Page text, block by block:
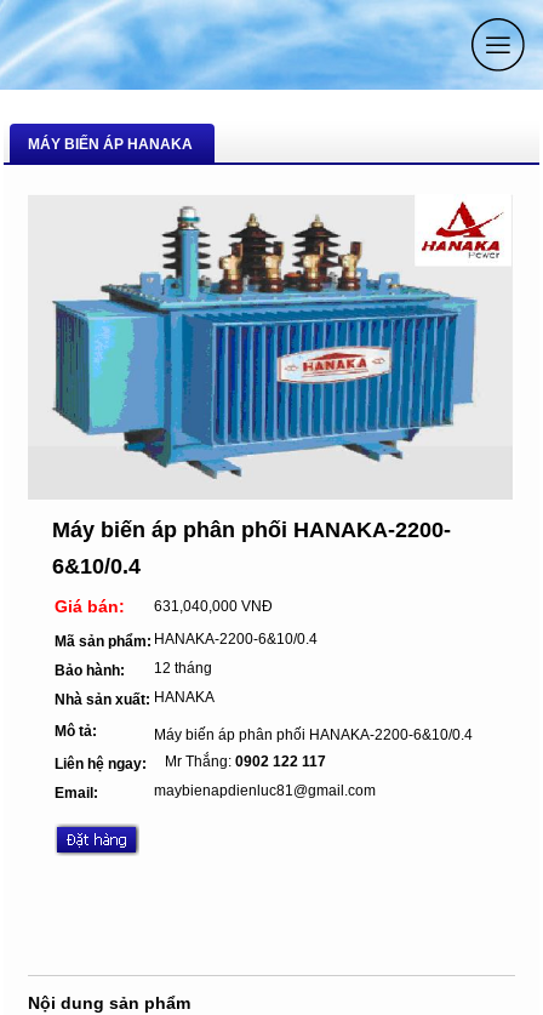
MÁY BIẾN ÁP HANAKA
Máy biến áp phân phối HANAKA-2200-
6&10/0.4
Giá bán: 631,040,000 VNĐ
Mã sản phẩm: HANAKA-2200-6&10/0.4
Bảo hành:
12 tháng
Nhà sản xuất: HANAKA
Mô tả:
Máy biến áp phân phối HANAKA-2200-6&10/0.4
Liên hệ ngay:
Mr Thắng: 0902 122 117
Email:
maybienapdienluc81@gmail.com
Nội dung sản phẩm